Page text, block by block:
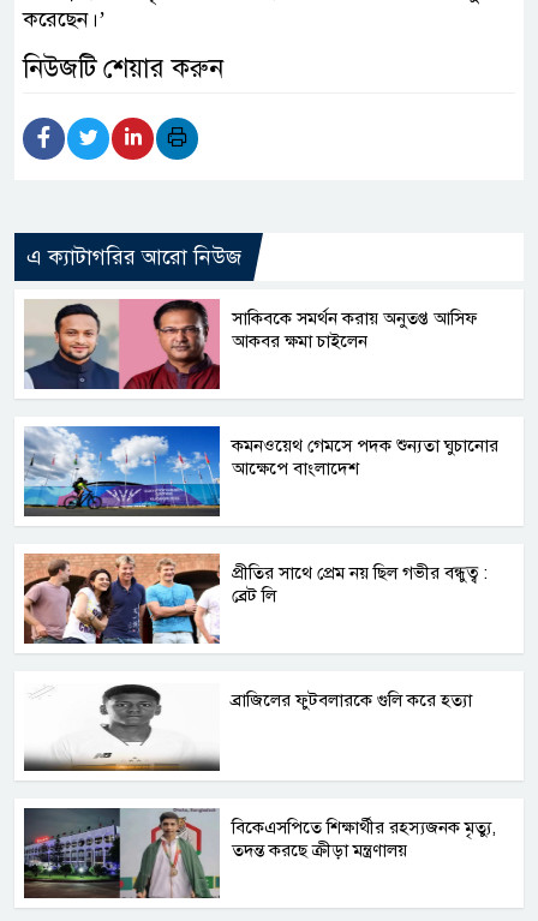
করেছেন।’
নিউজটি শেয়ার করুন
এ ক্যাটাগরির আরো নিউজ
সাকিবকে সমর্থন করায় অনুতপ্ত আসিফ
আকবর ক্ষমা চাইলেন
কমনওয়েথ গেমসে পদক শুন্যতা ঘুচানোর
আক্ষেপে বাংলাদেশ
প্রীতির সাথে প্রেম নয় ছিল গভীর বন্ধুত্ব :
ব্রেট লি
ব্রাজিলের ফুটবলারকে গুলি করে হত্যা
বিকেএসপিতে শিক্ষার্থীর রহস্যজনক মৃত্যু,
তদন্ত করছে ক্রীড়া মন্ত্রণালয়